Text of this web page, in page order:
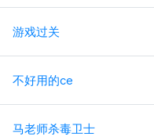
游戏过关
不好用的ce
马老师杀毒卫士